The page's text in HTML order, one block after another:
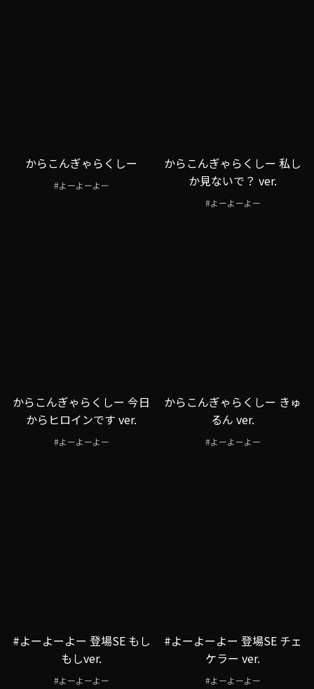
からこんぎゃらくしー
#よーよーよー
からこんぎゃらくしー 私し
か見ないで？ ver.
#よーよーよー
からこんぎゃらくしー 今日
からヒロインです ver.
#よーよーよー
からこんぎゃらくしー きゅ
るん ver.
#よーよーよー
#よーよーよー 登場SE もし
もしver.
#よーよーよー
#よーよーよー 登場SE チェ
ケラー ver.
#よーよーよー